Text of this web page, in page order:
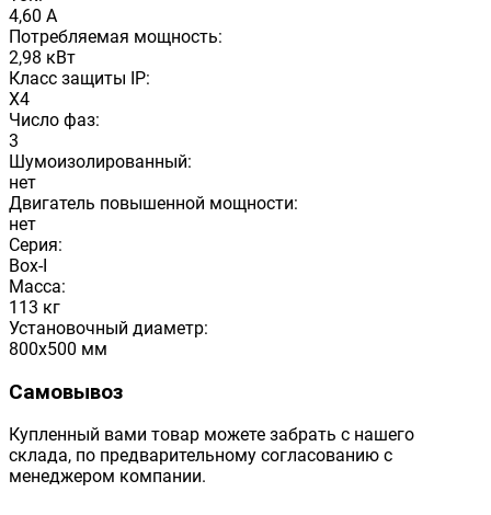
4,60 А
Потребляемая мощность:
2,98 кВт
Класс защиты IP:
X4
Число фаз:
3
Шумоизолированный:
нет
Двигатель повышенной мощности:
нет
Серия:
Box-I
Масса:
113 кг
Установочный диаметр:
800x500 мм
Самовывоз
Купленный вами товар можете забрать с нашего
склада, по предварительному согласованию с
менеджером компании.